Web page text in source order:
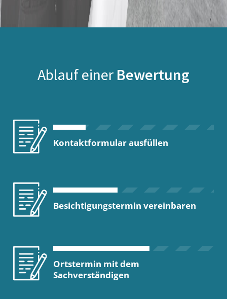
Ablauf einer Bewertung
Kontaktformular ausfüllen
Besichtigungstermin vereinbaren
Ortstermin mit dem
Sachverständigen